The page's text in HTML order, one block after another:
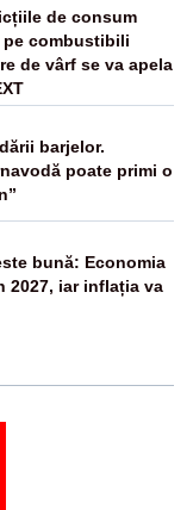
de consum
pe combustibili
de vârf se va apela
barjelor.
poate primi o
bună: Economia
2027, iar inflația va